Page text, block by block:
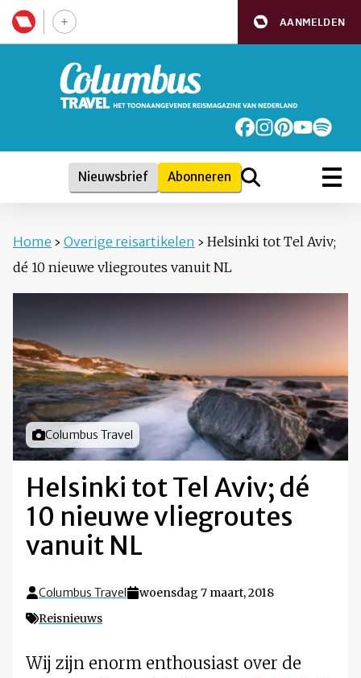
AANMELDEN
Nieuwsbrief Abonneren
Home › Overige reisartikelen › Helsinki tot Tel Aviv;
dé 10 nieuwe vliegroutes vanuit NL
Foto door
Columbus Travel
Helsinki tot Tel Aviv; dé
10 nieuwe vliegroutes
vanuit NL
Columbus Travel
woensdag 7 maart, 2018
Reisnieuws
Wij zijn enorm enthousiast over de